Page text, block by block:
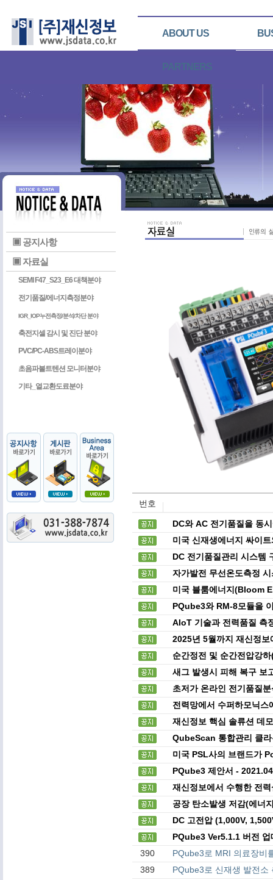
ABOUT US
PARTNERS
▣ 공지사항
▣ 자료실
SEMI F47_S23_E6 대책분야
전기품질/에너지측정분야
IGR_IOP누전측정/분석/차단 분야
축전지셀 감시 및 진단 분야
PVC/PC-ABS트레이분야
초음파볼트텐션 모니터분야
기타_열교환도료분야
번호
DC와 AC 전기품질을 동
미국 신재생에너지 싸이
DC 전기품질관리 시스템
자가발전 무선온도측정
미국 블룸에너지(Bloom
PQube3와 RM-8모듈을
AIoT 기술과 전력품질 측
2025년 5월까지 재신정
순간정전 및 순간전압강
새그 발생시 피해 복구 보
초저가 온라인 전기품질
전력망에서 수퍼하모닉
재신정보 핵심 솔류션 데
QubeScan 통합관리 클
미국 PSL사의 브랜드가
PQube3 제안서 -
재신정보에서 수행한 전
공장 탄소발생 저감(에너
DC 고전압 (1,000V,
PQube3 Ver5.1.1 버전
390
PQube3로 MRI 의료장비
389
PQube3로 신재생 발전소